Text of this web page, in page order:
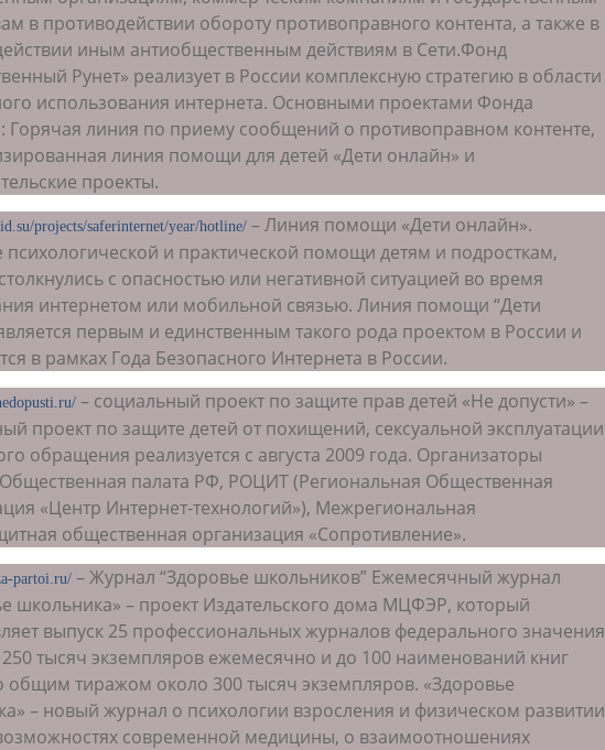
в противодействии обороту противоправного контента, а также в
иным антиобщественным действиям в Сети.Фонд
Рунет» реализует в России комплексную стратегию в области
использования интернета. Основными проектами Фонда
Горячая линия по приему сообщений о противоправном контенте,
линия помощи для детей «Дети онлайн» и
проекты.
projects/saferinternet/year/hotline/ – Линия помощи «Дети онлайн».
психологической и практической помощи детям и подросткам,
с опасностью или негативной ситуацией во время
интернетом или мобильной связью. Линия помощи “Дети
первым и единственным такого рода проектом в России и
в рамках Года Безопасного Интернета в России.
– социальный проект по защите прав детей «Не допусти» –
проект по защите детей от похищений, сексуальной эксплуатации
обращения реализуется с августа 2009 года. Организаторы
палата РФ, РОЦИТ (Региональная Общественная
«Центр Интернет-технологий»), Межрегиональная
общественная организация «Сопротивление».
partoi.ru/ – Журнал “Здоровье школьников” Ежемесячный журнал
школьника» – проект Издательского дома МЦФЭР, который
выпуск 25 профессиональных журналов федерального значения
тысяч экземпляров ежемесячно и до 100 наименований книг
общим тиражом около 300 тысяч экземпляров. «Здоровье
– новый журнал о психологии взросления и физическом развитии
современной медицины, о взаимоотношениях